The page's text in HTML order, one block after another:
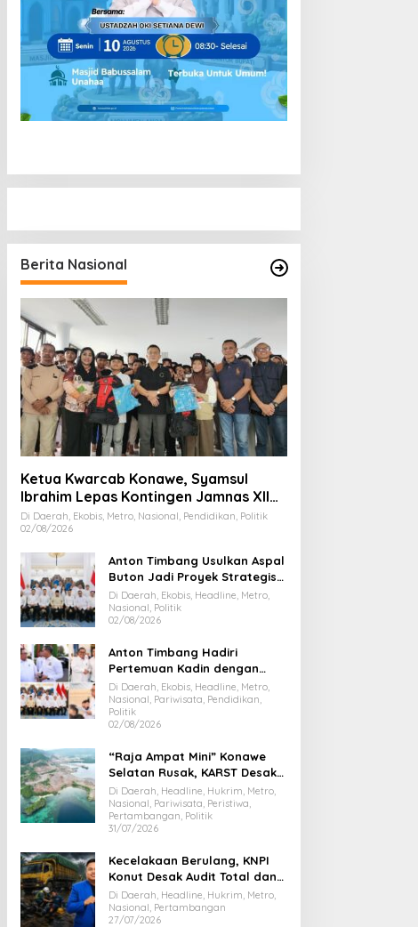
Berita Nasional
Ketua Kwarcab Konawe, Syamsul
Ibrahim Lepas Kontingen Jamnas XII
2026
Di Daerah, Ekobis, Metro, Nasional, Pendidikan, Politik
02/08/2026
Anton Timbang Usulkan Aspal
Buton Jadi Proyek Strategis
Nasional
Di Daerah, Ekobis, Headline, Metro,
Nasional, Politik
02/08/2026
Anton Timbang Hadiri
Pertemuan Kadin dengan
Presiden Prabowo, Bawa Misi
Majukan Ekonomi Sultra
Di Daerah, Ekobis, Headline, Metro,
Nasional, Pariwisata, Pendidikan,
Politik
02/08/2026
“Raja Ampat Mini” Konawe
Selatan Rusak, KARST Desak
Gubernur Evaluasi Total
Dispar Sultra
Di Daerah, Headline, Hukrim, Metro,
Nasional, Pariwisata, Peristiwa,
Pertambangan, Politik
31/07/2026
Kecelakaan Berulang, KNPI
Konut Desak Audit Total dan
Hentikan Hauling PT SPL
Di Daerah, Headline, Hukrim, Metro,
Nasional, Pertambangan
27/07/2026